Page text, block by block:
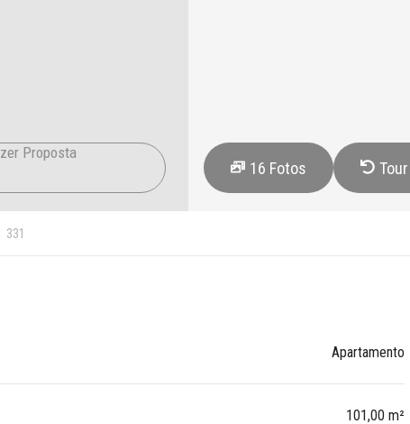
Proposta
16 Fotos
331
Apartamento
101,00 m²